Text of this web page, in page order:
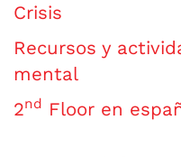
Crisis
Recursos y
mental
2nd Floor en